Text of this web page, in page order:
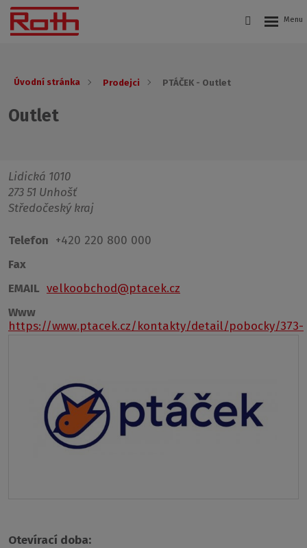
Úvodní stránka Prodejci PTÁČEK - Outlet
Outlet
Lidická 1010
273 51 Unhošť
Středočeský kraj
Telefon +420 220 800 000
Fax
EMAIL velkoobchod@ptacek.cz
Www
https://www.ptacek.cz/kontakty/detail/pobocky/373-
Otevírací doba: